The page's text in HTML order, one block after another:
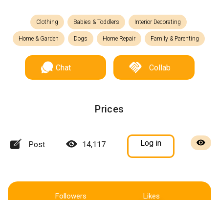
Clothing Babies & Toddlers Interior Decorating
Home & Garden Dogs Home Repair Family & Parenting
Chat Collab
Prices
Post 14,117 Log in
Followers Likes